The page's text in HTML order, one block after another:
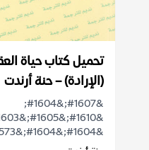
تحميل كتاب حياة
(الإرادة) – حنة أرندت
&#1607;&#1604;
&#1604;&#1604;&#1573;&#1585;&#1575;&...